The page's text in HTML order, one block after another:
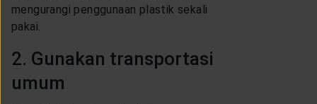
mengurangi penggunaan plastik sekali
pakai.
2. Gunakan transportasi
umum